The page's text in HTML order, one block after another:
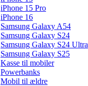
iPhone 15 Pro
iPhone 16
Samsung Galaxy A54
Samsung Galaxy S24
Samsung Galaxy S24 Ultra
Samsung Galaxy S25
Kasse til mobiler
Powerbanks
Mobil til ældre